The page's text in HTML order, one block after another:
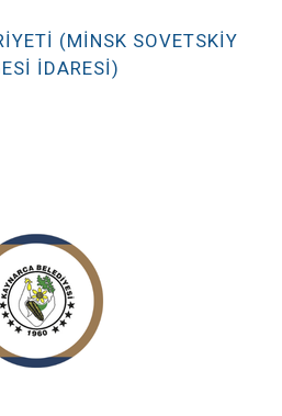
(MINSK SOVETSKIY
İDARESI)